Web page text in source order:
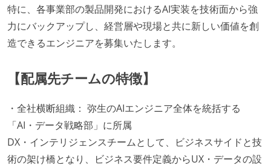
特に、各事業部の製品開発におけるAI実装を技術面から強
力にバックアップし、経営層や現場と共に新しい価値を創
造できるエンジニアを募集いたします。
【配属先チームの特徴】
・全社横断組織： 弥生のAIエンジニア全体を統括する
「AI・データ戦略部」に所属
DX・インテリジェンスチームとして、ビジネスサイドと技
術の架け橋となり、ビジネス要件定義からUX・データの設